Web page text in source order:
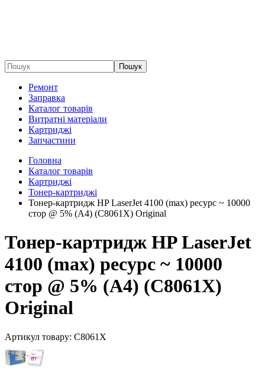
Пошук
Ремонт
Заправка
Каталог товарів
Витратні матеріали
Картриджі
Запчастини
Головна
Каталог товарів
Картриджі
Тонер-картриджі
Тонер-картридж HP LaserJet 4100 (max) ресурс ~ 10000
стор @ 5% (A4) (C8061X) Original
Тонер-картридж HP LaserJet
4100 (max) ресурс ~ 10000
стор @ 5% (A4) (C8061X)
Original
Артикул товару: C8061X